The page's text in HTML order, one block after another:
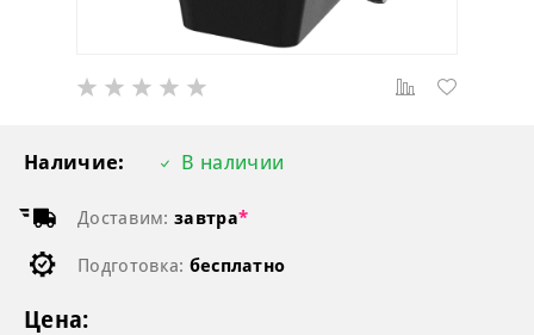
Наличие: В наличии
Доставим: завтра*
Подготовка: бесплатно
Цена: